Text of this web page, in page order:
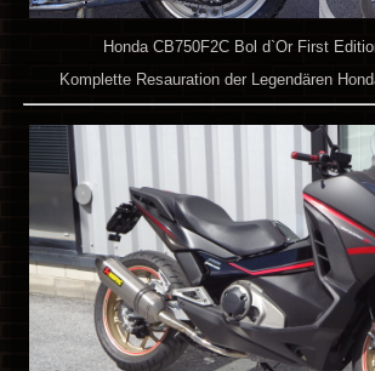
Honda CB750F2C Bol d`Or First
Komplette Resauration der Legendären